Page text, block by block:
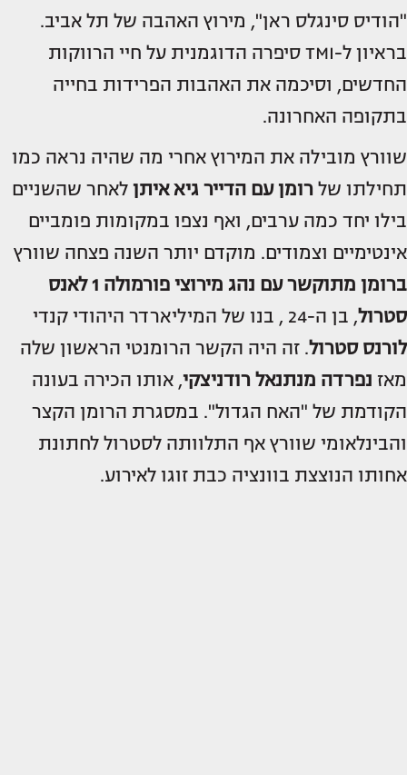
"הודיס סינגלס ראן", מירוץ האהבה של תל אביב.
בראיון ל-TMI סיפרה הדוגמנית על חיי הרווקות
החדשים, וסיכמה את האהבות הפרידות בחייה
בתקופה האחרונה.
שוורץ מובילה את המירוץ אחרי מה שהיה נראה כמו
תחילתו של רומן עם הדייר גיא איתן לאחר שהשניים
בילו יחד כמה ערבים, ואף נצפו במקומות פומביים
אינטימיים וצמודים. מוקדם יותר השנה פצחה שוורץ
ברומן מתוקשר עם נהג מירוצי פורמולה 1
לאנס
סטרול, בן ה-24 , בנו של המיליארדר היהודי קנדי
לורנס סטרול. זה היה הקשר הרומנטי הראשון שלה
מאז נפרדה מנתנאל רודניצקי, אותו הכירה בעונה
הקודמת של "האח הגדול". במסגרת הרומן הקצר
והבינלאומי שוורץ אף התלוותה לסטרול לחתונת
אחותו הנוצצת בוונציה כבת זוגו לאירוע.